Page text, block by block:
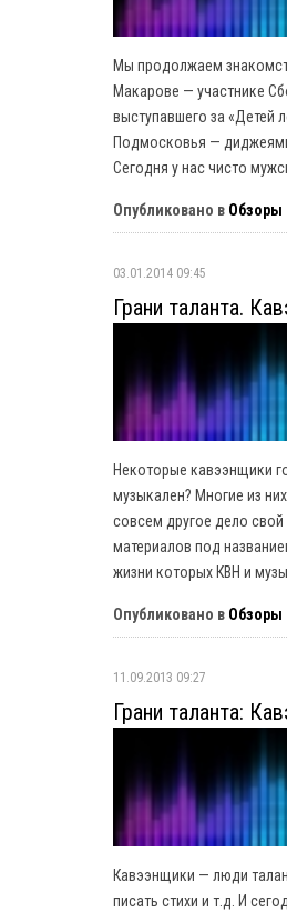
Мы продолжаем
Макарове — участнике
выступавшего за «Детей
Подмосковья —
Сегодня у нас чисто
Опубликовано в Обзоры
03.01.2014 09:45
Грани таланта.
Некоторые кавээнщики
музыкален? Многие из
совсем другое дело
материалов под
жизни которых КВН и
Опубликовано в Обзоры
11.09.2013 09:27
Грани таланта:
Кавээнщики — люди
писать стихи и т.д. И